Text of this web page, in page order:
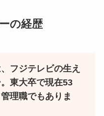
の経歴
フジテレビの生え
東大卒で現在53
理職でもありま